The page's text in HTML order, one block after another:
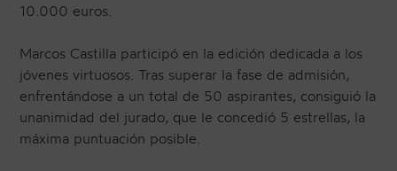
10.000 euros.
Marcos Castilla participó en la edición dedicada a los
jóvenes virtuosos. Tras superar la fase de admisión,
enfrentándose a un total de 50 aspirantes, consiguió la
unanimidad del jurado, que le concedió 5 estrellas, la
máxima puntuación posible.